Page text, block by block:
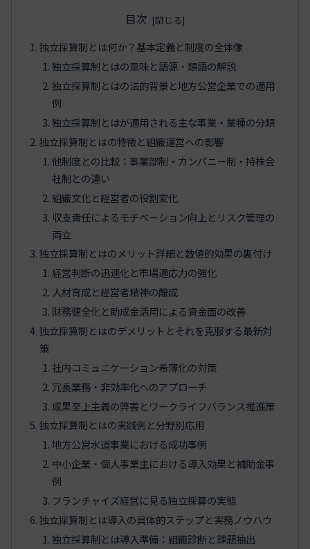
目次
独立採算制とは何か？基本定義と制度の全体像
独立採算制とはの意味と語源・類語の解説
独立採算制とはの法的背景と地方公営企業での適用
例
独立採算制とはが適用される主な事業・業種の分類
独立採算制とはの特徴と組織運営への影響
他制度との比較：事業部制・カンパニー制・持株会
社制との違い
組織文化と経営者の役割変化
収支責任によるモチベーション向上とリスク管理の
両立
独立採算制とはのメリット詳細と数値的効果の裏付け
経営判断の迅速化と市場適応力の強化
人材育成と経営者精神の醸成
財務健全化と助成金活用による資金面の改善
独立採算制とはのデメリットとそれを克服する最新対
策
社内コミュニケーション希薄化の対策
冗長業務・非効率化へのアプローチ
成果至上主義の弊害とワークライフバランス推進策
独立採算制とはの実践例と分野別応用
地方公営水道事業における成功事例
中小企業・個人事業主における導入効果と補助金事
例
フランチャイズ経営に見る独立採算の実態
独立採算制とは導入の具体的ステップと実務ノウハウ
独立採算制とは導入準備：組織診断と課題抽出